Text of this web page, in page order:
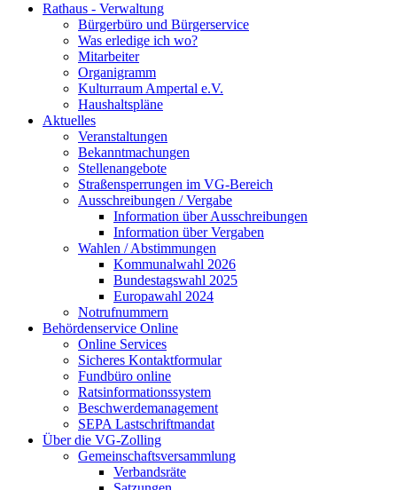
Rathaus - Verwaltung
Bürgerbüro und Bürgerservice
Was erledige ich wo?
Mitarbeiter
Organigramm
Kulturraum Ampertal e.V.
Haushaltspläne
Aktuelles
Veranstaltungen
Bekanntmachungen
Stellenangebote
Straßensperrungen im VG-Bereich
Ausschreibungen / Vergabe
Information über Ausschreibungen
Information über Vergaben
Wahlen / Abstimmungen
Kommunalwahl 2026
Bundestagswahl 2025
Europawahl 2024
Notrufnummern
Behördenservice Online
Online Services
Sicheres Kontaktformular
Fundbüro online
Ratsinformationssystem
Beschwerdemanagement
SEPA Lastschriftmandat
Über die VG-Zolling
Gemeinschaftsversammlung
Verbandsräte